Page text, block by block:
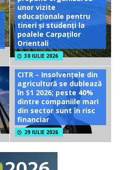
unor vizite
educaționale pentru
tineri și studenți la
poalele Carpaților
Orientali
30 IULIE 2026
CITR – Insolvențele din
agricultură se dublează
în S1 2026; peste 40%
dintre companiile mari
din sector sunt în risc
financiar
29 IULIE 2026